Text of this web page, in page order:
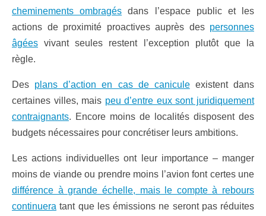
cheminements ombragés dans l’espace public et les
actions de proximité proactives auprès des personnes
âgées vivant seules restent l’exception plutôt que la
règle.
Des plans d’action en cas de caniculeexistent dans
certaines villes, mais peu d’entre eux sont juridiquement
contraignants. Encore moins de localités disposent des
budgets nécessaires pour concrétiser leurs ambitions.
Les actions individuelles ont leur importance – manger
moins de viande ou prendre moins l’avion font certes une
différence à grande échelle, mais le compte à rebours
continuera tant que les émissions ne seront pas réduites